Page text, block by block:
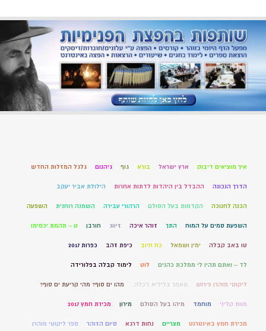
איך מוציאים דיבוק ארץ ישראל בורא גוף גיהנום גלגל המזלות החדש
הדרך הנכונה ההבדל בין היהדות לדתות אחרות הילולת אביר יעקב
הכנה לחנוכה הקדמות בעל הסולם הרהורי עבירה השמנה רוחנית השפעה
השפעת סמים על המוח התך זוהר איכה זיווג חורבן ט – תהמת יכסימו
טו באב קבלה ימין ושמאל כח חיוב כיפת זהב כפרות 2017
לד – ואתם תהיו לי ממלכת כהנים לוט לימוד קבלה בפלורידה
ליקוטי מוהרן פירוש מאמר בליליא דכלה. מהו ים סוף? מהי קריעת ים סוף?
מוות קליני מוחמד מיהו בעל הסולם מירון מכירת חמץ 2017
מכירת חמץ באינטרנט מצריים נחות דרגא סיום הזוהר ספר ליקוטי מוהרן